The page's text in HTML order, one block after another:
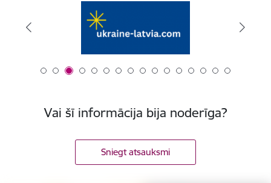
Vai šī informācija bija noderīga?
Sniegt atsauksmi